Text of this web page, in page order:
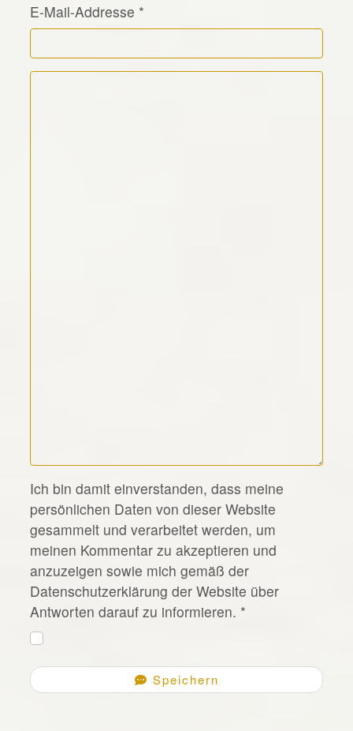
E-Mail-Addresse *
Kommentar Text
*
Ich bin damit einverstanden, dass meine
persönlichen Daten von dieser Website
gesammelt und verarbeitet werden, um
meinen Kommentar zu akzeptieren und
anzuzeigen sowie mich gemäß der
Datenschutzerklärung der Website über
Antworten darauf zu informieren. *
Speichern